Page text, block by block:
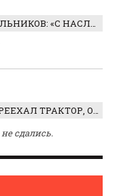
ГЛУХОЙ АКТЕР АЛЕКСАНДР СИДЕЛЬНИКОВ: «С НАСЛАЖДЕНИЕМ ИГРАЛ ОТРИЦАТЕЛЬНОГО ГЕРОЯ!»
СЕРДЦЕ ПАЦИЕНТА, КОТОРОГО ПЕРЕЕХАЛ ТРАКТОР, ОБНАРУЖИЛИ… В ЖИВОТЕ
сдались.